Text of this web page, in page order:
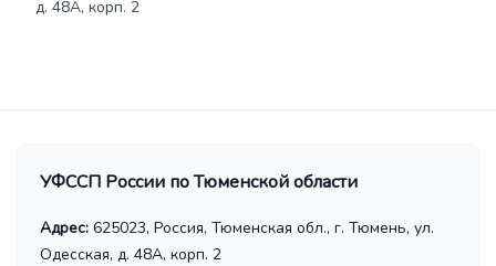
д. 48А, корп. 2
УФССП России по Тюменской области
Адрес: 625023, Россия, Тюменская обл., г. Тюмень, ул.
Одесская, д. 48А, корп. 2